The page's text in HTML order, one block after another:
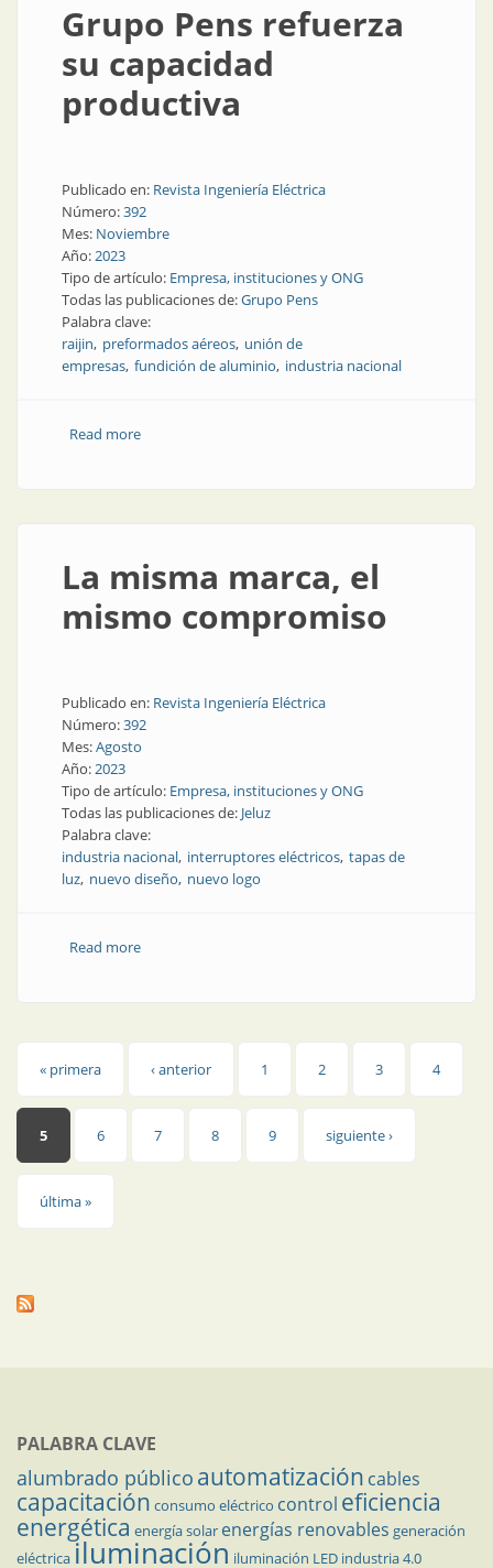
Grupo Pens refuerza
su capacidad
productiva
Publicado en: Revista Ingeniería Eléctrica
Número:392
Mes: Noviembre
Año:2023
Tipo de artículo: Empresa, instituciones y ONG
Todas las publicaciones de:Grupo Pens
Palabra clave:
raijin preformados aéreos unión de
empresas fundición de aluminio industria nacional
Read moreabout Grupo Pens refuerza su capacidad productiva
La misma marca, el
mismo compromiso
Publicado en: Revista Ingeniería Eléctrica
Número:392
Mes:Agosto
Año:2023
Tipo de artículo: Empresa, instituciones y ONG
Todas las publicaciones de: Jeluz
Palabra clave:
industria nacional interruptores eléctricos tapas de
luz nuevo diseño nuevo logo
Read moreabout La misma marca, el mismo compromiso
Páginas
« primera ‹ anterior 1 2 3 4
5 6 7 8 9 siguiente ›
última »
PALABRA CLAVE
alumbrado público automatización cables
capacitación consumo eléctrico control eficiencia
energética energía solar energías renovables generación
eléctricailuminación iluminación LED industria 4.0